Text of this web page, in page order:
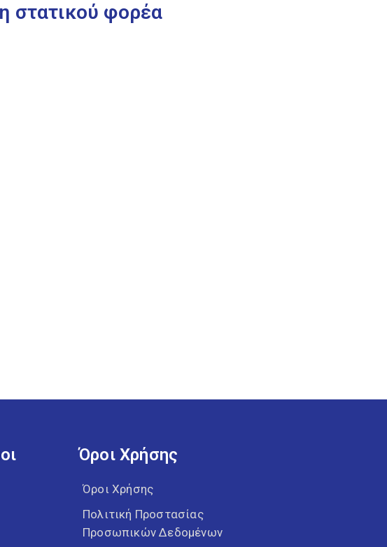
στατικού φορέα
Όροι Χρήσης
Όροι Χρήσης
Πολιτική Προστασίας
Προσωπικών Δεδομένων